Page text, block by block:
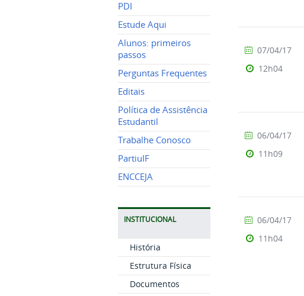
PDI
Estude Aqui
Alunos: primeiros
passos
Perguntas Frequentes
Editais
Política de Assistência
Estudantil
Trabalhe Conosco
PartiuIF
ENCCEJA
INSTITUCIONAL
História
Estrutura Física
Documentos
07/04/17
12h04
06/04/17
11h09
06/04/17
11h04